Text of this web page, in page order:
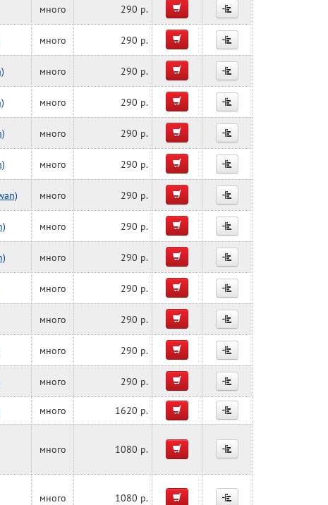
много 290 р.
много 290 р.
много 290 р.
много 290 р.
много 290 р.
много 290 р.
много 290 р.
много 290 р.
много 290 р.
много 290 р.
много 290 р.
много 290 р.
много 290 р.
много 1620 р.
много 1080 р.
много 1080 р.